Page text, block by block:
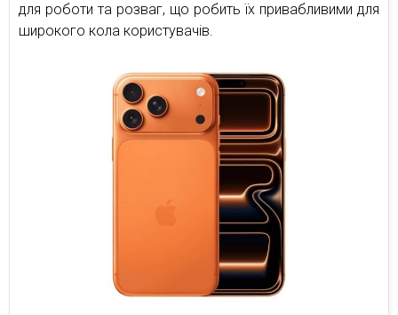
для роботи та розваг, що робить їх привабливими для
широкого кола користувачів.